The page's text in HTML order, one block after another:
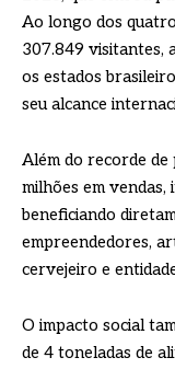
Ao longo dos
307.849 visitantes,
os estados
seu alcance
Além do recorde de
milhões em vendas,
beneficiando
empreendedores,
cervejeiro e
O impacto social
de 4 toneladas de